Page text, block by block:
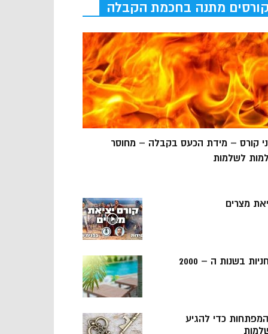
קורסים מתנה בחכמת הקבלה
קורס – מידת הכעס בקבלה – מחוסר
לשלמות
מצרים
בשנות ה – 2000
5 המפתחות כדי להגיע